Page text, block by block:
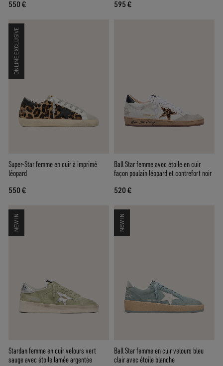
550 € 595 €
ONLINE EXCLUSIVE
Super-Star femme en cuir à imprimé
léopard
550 €
Ball Star femme avec étoile en cuir
façon poulain léopard et contrefort noir
520 €
NEW IN
Stardan femme en cuir velours vert
sauge avec étoile lamée argentée
NEW IN
Ball Star femme en cuir velours bleu
clair avec étoile blanche